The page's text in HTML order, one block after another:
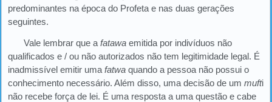
predominantes na época do Profeta e nas duas gerações
seguintes.
Vale lembrar que afatawa emitida por indivíduos não
qualificados e / ou não autorizados não tem legitimidade legal. É
inadmissível emitir uma fatwa quando a pessoa não possui o
conhecimento necessário. Além disso, uma decisão de um mufti
não recebe força de lei. É uma resposta a uma questão e cabe